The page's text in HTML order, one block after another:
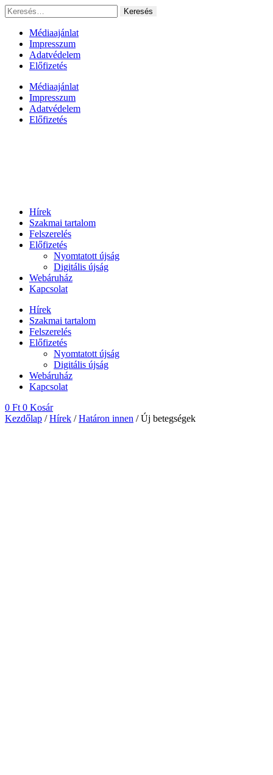
Ugrás
a
tartalomhoz
Keresés:
Médiaajánlat
Impresszum
Adatvédelem
Előfizetés
Médiaajánlat
Impresszum
Adatvédelem
Előfizetés
Hírek
Szakmai tartalom
Felszerelés
Előfizetés
Nyomtatott újság
Digitális újság
Webáruház
Kapcsolat
Hírek
Szakmai tartalom
Felszerelés
Előfizetés
Nyomtatott újság
Digitális újság
Webáruház
Kapcsolat
0 Ft 0 Kosár
Kezdőlap /Hírek /Határon innen / Új betegségek